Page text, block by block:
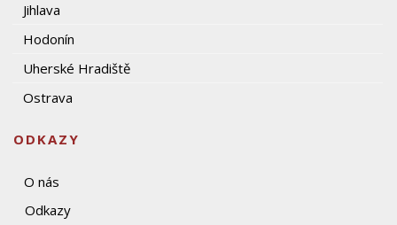
Jihlava
Hodonín
Uherské Hradiště
Ostrava
ODKAZY
O nás
Odkazy